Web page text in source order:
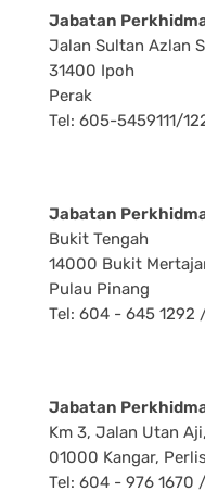
Jabatan
Jalan Sultan Azlan
31400 Ipoh
Perak
Tel: 605-5459111/
Jabatan
Bukit Tengah
14000 Bukit
Pulau Pinang
Tel: 604 - 645 1292
Jabatan
Km 3, Jalan Utan Aji,
01000 Kangar, Perlis
Tel: 604 - 976 1670